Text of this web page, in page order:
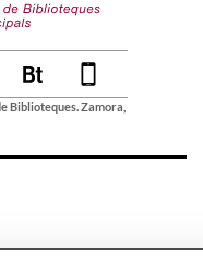
Biblioteques. Zamora,